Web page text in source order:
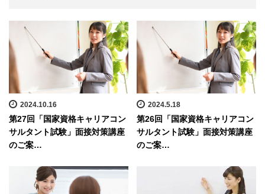
2024.10.16
第27回「国家資格キャリアコン
サルタント試験」面接対策講座
のご案…
2024.5.18
第26回「国家資格キャリアコン
サルタント試験」面接対策講座
のご案…